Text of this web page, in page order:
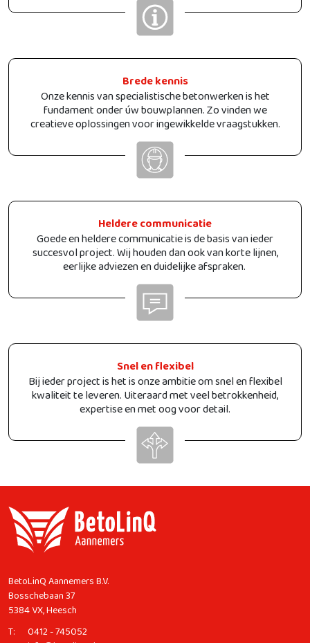
Brede kennis
Onze kennis van specialistische betonwerken is het
fundament onder úw bouwplannen. Zo vinden we
creatieve oplossingen voor ingewikkelde vraagstukken.
Heldere communicatie
Goede en heldere communicatie is de basis van ieder
succesvol project. Wij houden dan ook van korte lijnen,
eerlijke adviezen en duidelijke afspraken.
Snel en flexibel
Bij ieder project is het is onze ambitie om snel en flexibel
kwaliteit te leveren. Uiteraard met veel betrokkenheid,
expertise en met oog voor detail.
BetoLinQ Aannemers B.V.
Bosschebaan 37
5384 VX, Heesch
T: 0412 - 745052